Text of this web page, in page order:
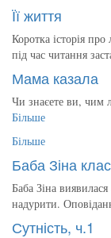
Її життя
Коротка історія
під час читання
Мама казала
Чи знаєете ви, чим
Більше
Більше
Баба Зіна
Баба Зіна
надурити.
Сутність, ч.1